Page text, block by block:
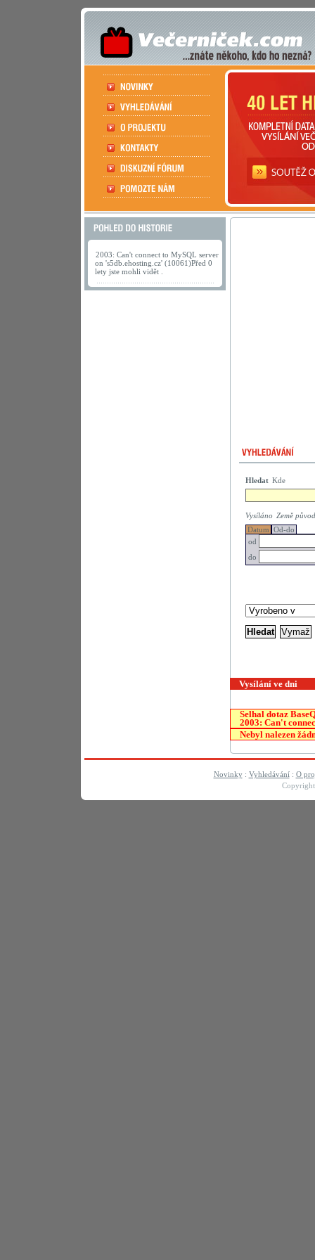
2003: Can't connect to MySQL server
on 's5db.ehosting.cz' (10061)Před 0
lety jste mohli vidět .
Hledat Kde
Vysíláno Země
Datum Od-do
od
do
Vysílání ve dni
Selhal dotaz
2003: Can't
Nebyl nalezen
Novinky: Vyhledávání: O